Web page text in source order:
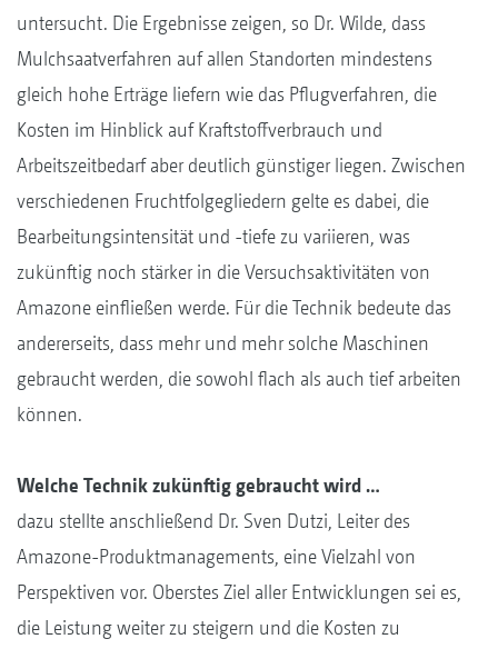
untersucht. Die Ergebnisse zeigen, so Dr. Wilde, dass
Mulchsaatverfahren auf allen Standorten mindestens
gleich hohe Erträge liefern wie das Pflugverfahren, die
Kosten im Hinblick auf Kraftstoffverbrauch und
Arbeitszeitbedarf aber deutlich günstiger liegen. Zwischen
verschiedenen Fruchtfolgegliedern gelte es dabei, die
Bearbeitungsintensität und -tiefe zu variieren, was
zukünftig noch stärker in die Versuchsaktivitäten von
Amazone einfließen werde. Für die Technik bedeute das
andererseits, dass mehr und mehr solche Maschinen
gebraucht werden, die sowohl flach als auch tief arbeiten
können.
Welche Technik zukünftig gebraucht wird …
dazu stellte anschließend Dr. Sven Dutzi, Leiter des
Amazone-Produktmanagements, eine Vielzahl von
Perspektiven vor. Oberstes Ziel aller Entwicklungen sei es,
die Leistung weiter zu steigern und die Kosten zu